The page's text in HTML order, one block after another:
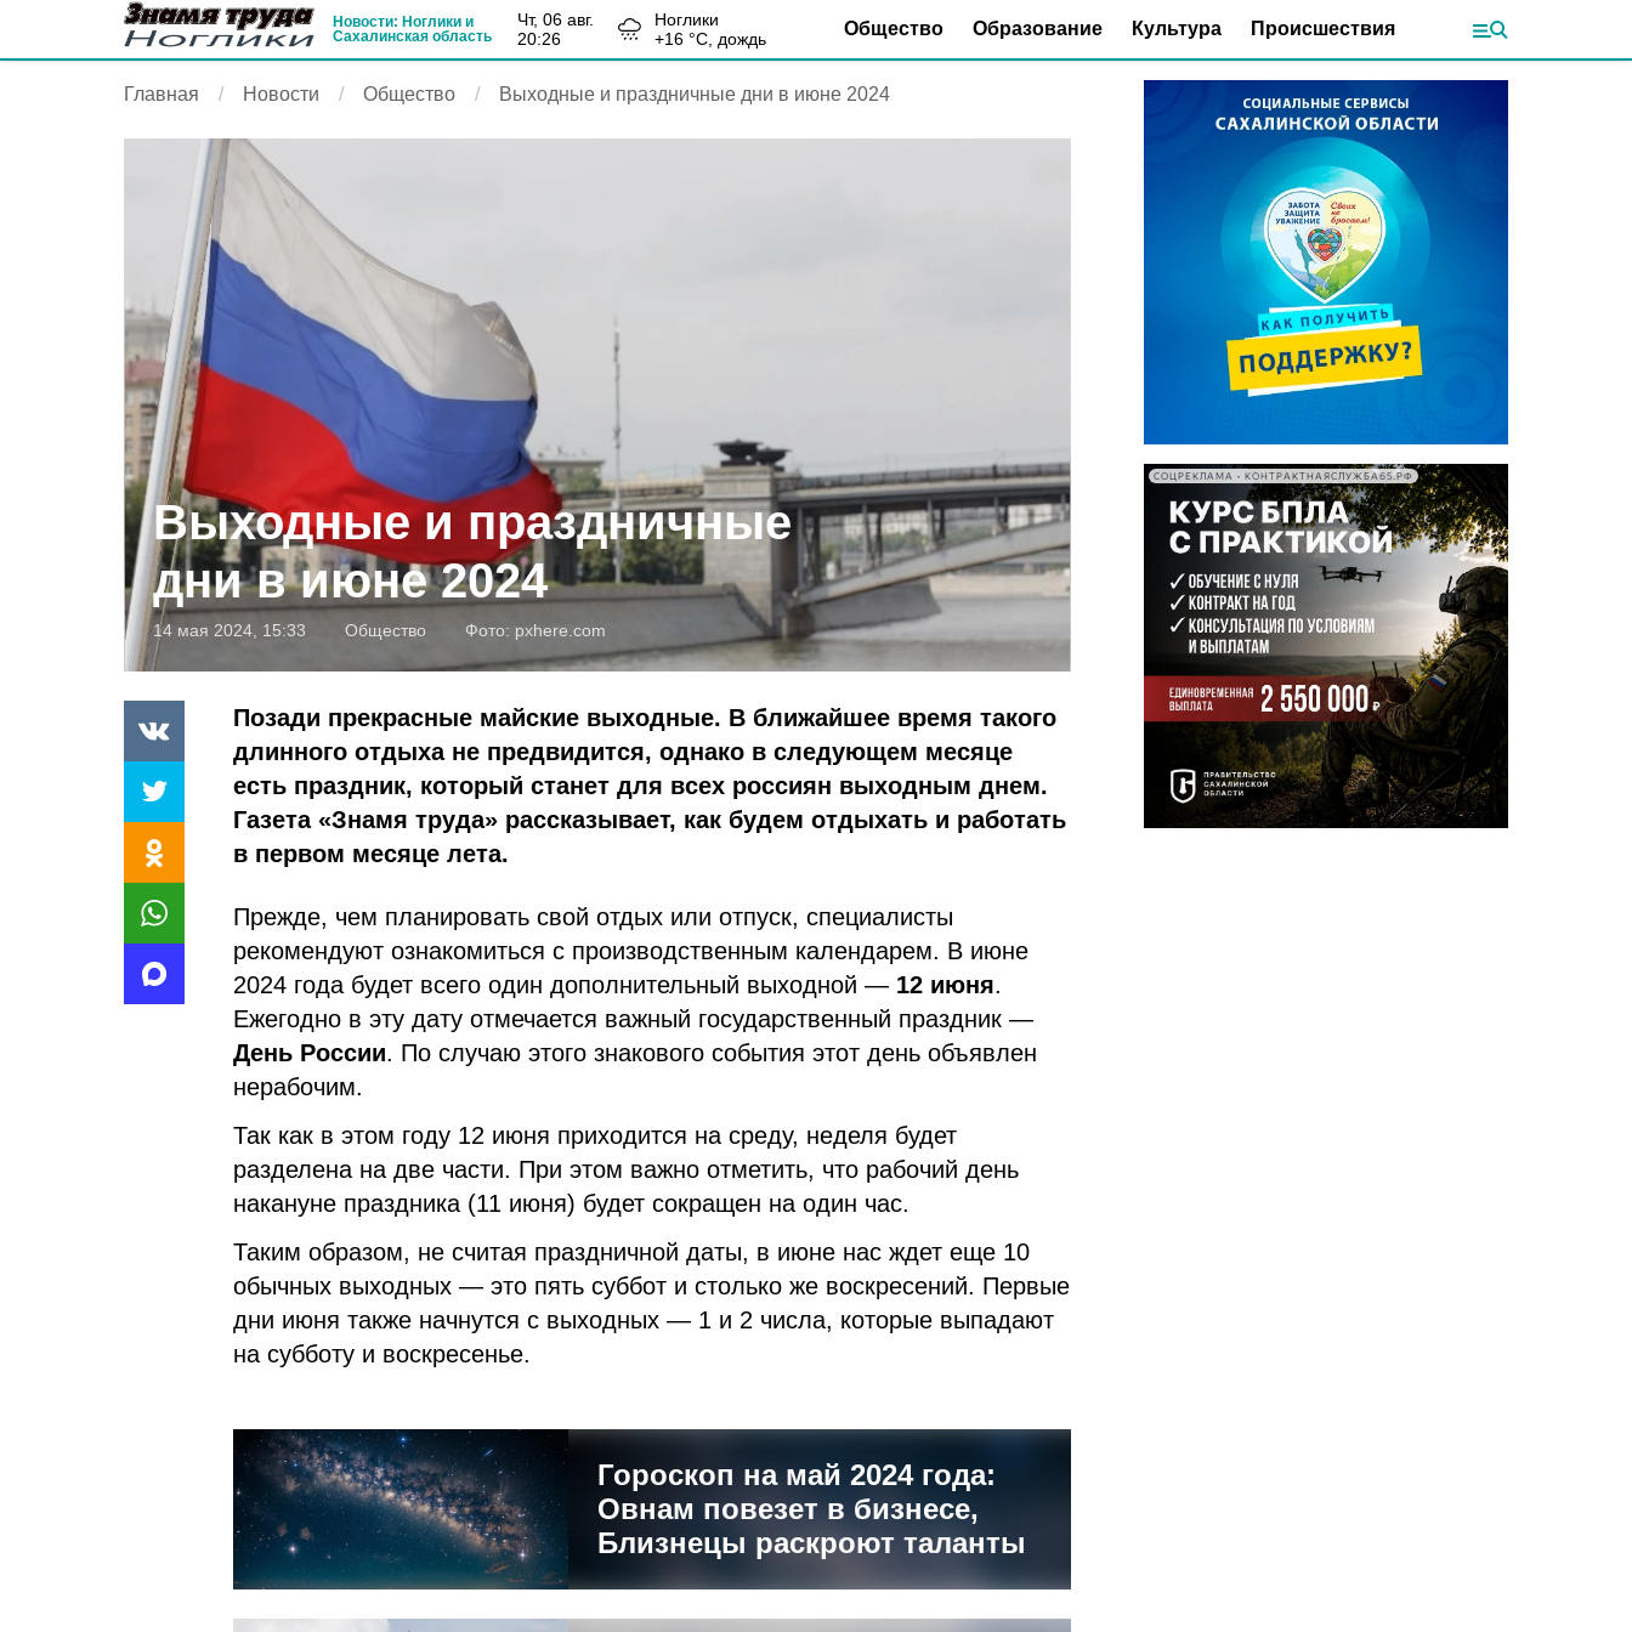
Новости: Ноглики и
Сахалинская область
чт, 06 авг.
20:26
Ноглики
+16 °С, дождь Общество Образование Культура Происшествия
Главная Новости Общество Выходные и праздничные дни в июне 2024
Выходные и праздничные
дни в июне 2024
14 мая 2024, 15:33 Общество Фото: pxhere.com
Позади прекрасные майские выходные. В ближайшее время такого
длинного отдыха не предвидится, однако в следующем месяце
есть праздник, который станет для всех россиян выходным днем.
Газета «Знамя труда» рассказывает, как будем отдыхать и работать
в первом месяце лета.
Прежде, чем планировать свой отдых или отпуск, специалисты
рекомендуют ознакомиться с производственным календарем. В июне
2024 года будет всего один дополнительный выходной — 12 июня.
Ежегодно в эту дату отмечается важный государственный праздник —
День России. По случаю этого знакового события этот день объявлен
нерабочим.
Так как в этом году 12 июня приходится на среду, неделя будет
разделена на две части. При этом важно отметить, что рабочий день
накануне праздника (11 июня) будет сокращен на один час.
Таким образом, не считая праздничной даты, в июне нас ждет еще 10
обычных выходных — это пять суббот и столько же воскресений. Первые
дни июня также начнутся с выходных — 1 и 2 числа, которые выпадают
на субботу и воскресенье.
Гороскоп на май 2024 года:
Овнам повезет в бизнесе,
Близнецы раскроют таланты
СОЦРЕКЛАМА • КОНТРАКТНАЯСЛУЖБА65.РФ